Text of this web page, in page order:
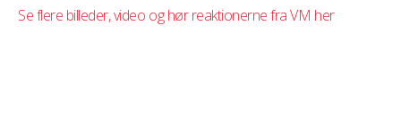
Se flere billeder, video og hør reaktionerne fra VM her